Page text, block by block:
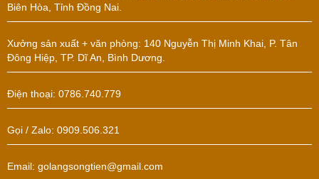
Biên Hòa, Tỉnh Đồng Nai.
Xưởng sản xuất + văn phòng: 140 Nguyễn Thị Minh Khai, P. Tân
Đông Hiệp, TP. Dĩ An, Bình Dương.
Điện thoại: 0786.740.779
Gọi / Zalo: 0909.506.321
Email: golangsongtien@gmail.com